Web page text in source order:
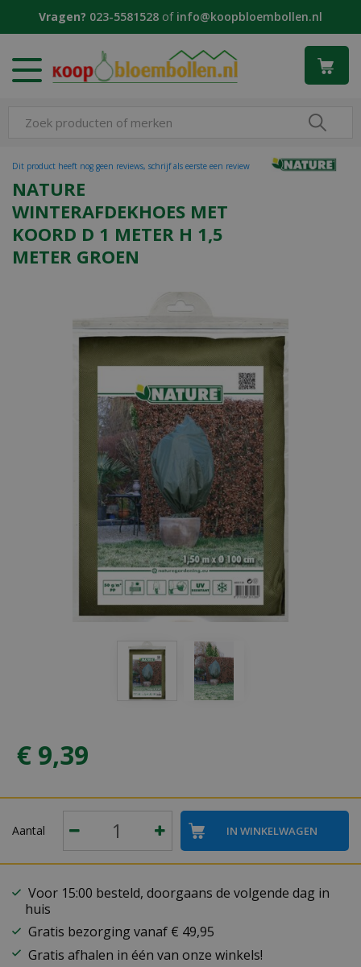
Vragen? 023-5581528 of info@koopbloembollen.nl
NATURE
WINTERAFDEKHOES MET
KOORD D 1 METER H 1,5
METER GROEN
Dit product heeft nog geen reviews, schrijf als eerste een review
€ 9,39
Aantal
Voor 15:00 besteld, doorgaans de volgende dag in
huis
Gratis bezorging vanaf € 49,95
Gratis afhalen in één van onze winkels!